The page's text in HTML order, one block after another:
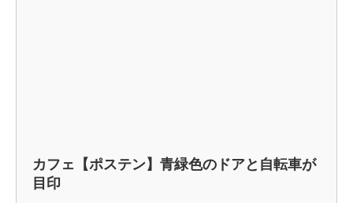
カフェ【ポステン】青緑色のドアと自転車が
目印